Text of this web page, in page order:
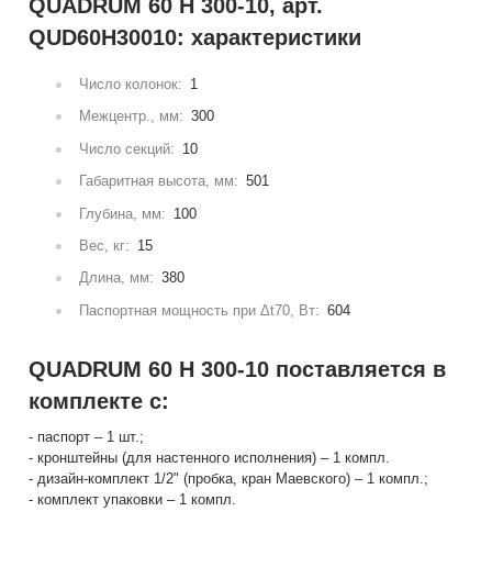
QUADRUM 60 H 300-10, арт.
QUD60H30010: характеристики
Число колонок: 1
Межцентр., мм: 300
Число секций: 10
Габаритная высота, мм: 501
Глубина, мм: 100
Вес, кг: 15
Длина, мм: 380
Паспортная мощность при Δt70, Вт: 604
QUADRUM 60 H 300-10 поставляется в
комплекте с:
- паспорт – 1 шт.;
- кронштейны (для настенного исполнения) – 1 компл.
- дизайн-комплект 1/2" (пробка, кран Маевского) – 1 компл.;
- комплект упаковки – 1 компл.